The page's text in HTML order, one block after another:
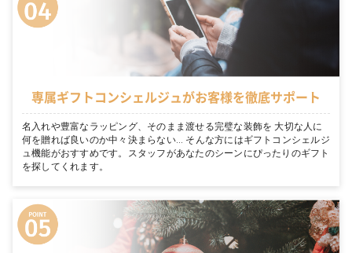
専属ギフトコンシェルジュがお客様を徹底サポート
名入れや豊富なラッピング、そのまま渡せる完璧な装飾を 大切な人に
何を贈れば良いのか中々決まらない… そんな方にはギフトコンシェルジ
ュ機能がおすすめです。スタッフがあなたのシーンにぴったりのギフト
を探してくれます。